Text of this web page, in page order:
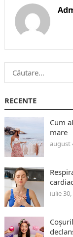
Caută
după:
RECENTE
Cum
mare
august
iulie